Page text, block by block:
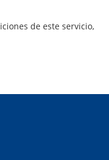
de este servicio,